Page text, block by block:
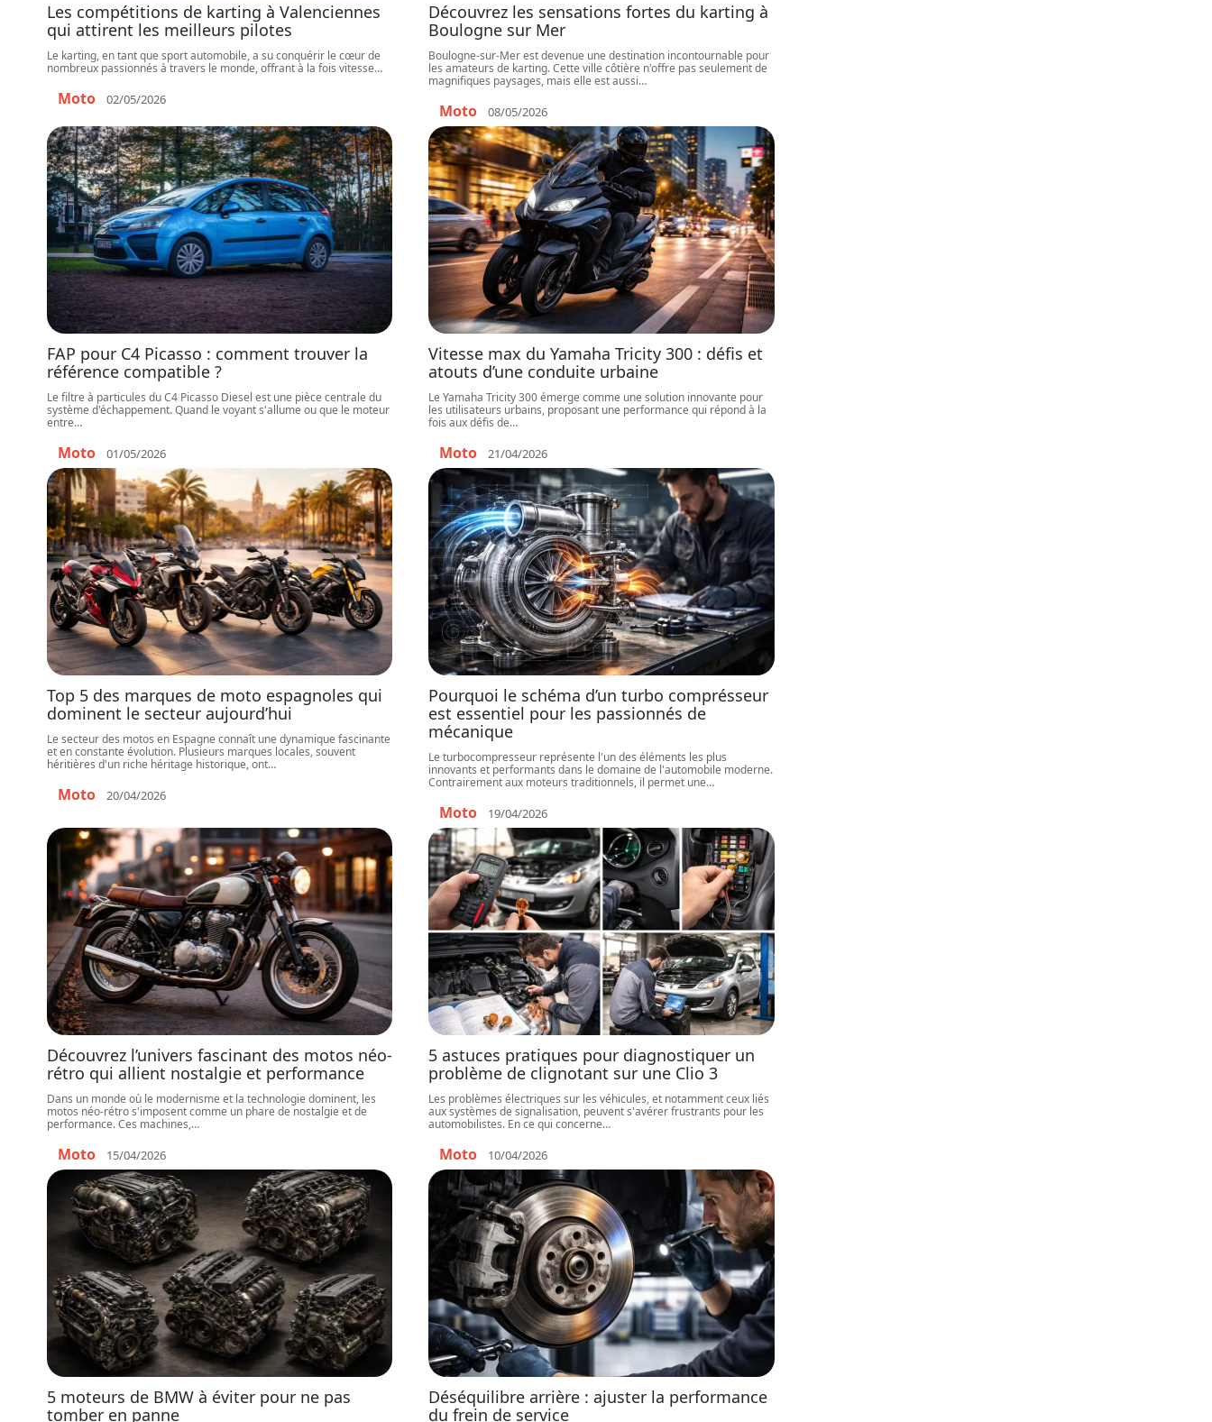
Les compétitions de karting à Valenciennes
qui attirent les meilleurs pilotes
Le karting, en tant que sport automobile, a su conquérir le cœur de
nombreux passionnés à travers le monde, offrant à la fois vitesse…
Moto 02/05/2026
Découvrez les sensations fortes du karting à
Boulogne sur Mer
Boulogne-sur-Mer est devenue une destination incontournable pour
les amateurs de karting. Cette ville côtière n'offre pas seulement de
magnifiques paysages, mais elle est aussi…
Moto 08/05/2026
FAP pour C4 Picasso : comment trouver la
référence compatible ?
Le filtre à particules du C4 Picasso Diesel est une pièce centrale du
système d'échappement. Quand le voyant s'allume ou que le moteur
entre…
Moto 01/05/2026
Vitesse max du Yamaha Tricity 300 : défis et
atouts d’une conduite urbaine
Le Yamaha Tricity 300 émerge comme une solution innovante pour
les utilisateurs urbains, proposant une performance qui répond à la
fois aux défis de…
Moto 21/04/2026
Top 5 des marques de moto espagnoles qui
dominent le secteur aujourd’hui
Le secteur des motos en Espagne connaît une dynamique fascinante
et en constante évolution. Plusieurs marques locales, souvent
héritières d'un riche héritage historique, ont…
Moto 20/04/2026
Pourquoi le schéma d’un turbo comprésseur
est essentiel pour les passionnés de
mécanique
Le turbocompresseur représente l'un des éléments les plus
innovants et performants dans le domaine de l'automobile moderne.
Contrairement aux moteurs traditionnels, il permet une…
Moto 19/04/2026
Découvrez l’univers fascinant des motos néo-
rétro qui allient nostalgie et performance
Dans un monde où le modernisme et la technologie dominent, les
motos néo-rétro s'imposent comme un phare de nostalgie et de
performance. Ces machines,…
Moto 15/04/2026
5 astuces pratiques pour diagnostiquer un
problème de clignotant sur une Clio 3
Les problèmes électriques sur les véhicules, et notamment ceux liés
aux systèmes de signalisation, peuvent s'avérer frustrants pour les
automobilistes. En ce qui concerne…
Moto 10/04/2026
5 moteurs de BMW à éviter pour ne pas
tomber en panne
Déséquilibre arrière : ajuster la performance
du frein de service